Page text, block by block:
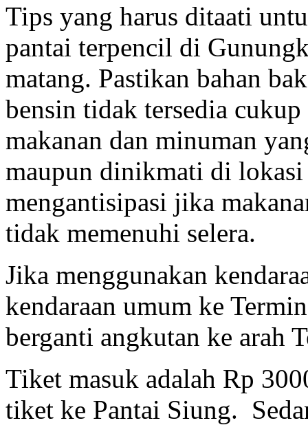
Tips yang harus ditaati
pantai terpencil di
matang. Pastikan bahan
bensin tidak tersedia
makanan dan minuman
maupun dinikmati di
mengantisipasi jika
tidak memenuhi selera.
Jika menggunakan
kendaraan umum ke
berganti angkutan ke arah
Tiket masuk adalah Rp
tiket ke Pantai Siung.